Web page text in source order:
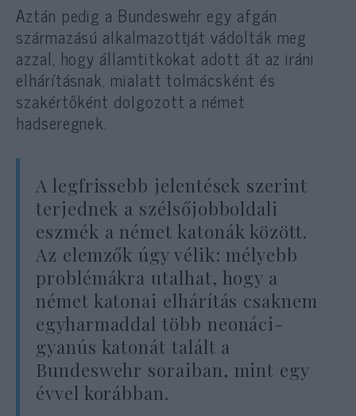
Aztán pedig a Bundeswehr egy afgán
származású alkalmazottját vádolták meg
azzal, hogy államtitkokat adott át az iráni
elhárításnak, mialatt tolmácsként és
szakértőként dolgozott a német
hadseregnek.
A legfrissebb jelentések szerint
terjednek a szélsőjobboldali
eszmék a német katonák között.
Az elemzők úgy vélik: mélyebb
problémákra utalhat, hogy a
német katonai elhárítás csaknem
egyharmaddal több neonáci-
gyanús katonát talált a
Bundeswehr soraiban, mint egy
évvel korábban.